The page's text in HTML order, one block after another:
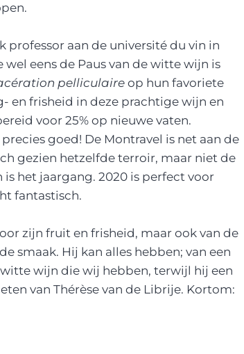
professor aan de université du vin in
eens de Paus van de witte wijn is
pelliculaire op hun favoriete
en frisheid in deze prachtige wijn en
voor 25% op nieuwe vaten.
goed! De Montravel is net aan de
gezien hetzelfde terroir, maar niet de
het jaargang. 2020 is perfect voor
fantastisch.
zijn fruit en frisheid, maar ook van de
smaak. Hij kan alles hebben; van een
wijn die wij hebben, terwijl hij een
van Thérèse van de Librije. Kortom: